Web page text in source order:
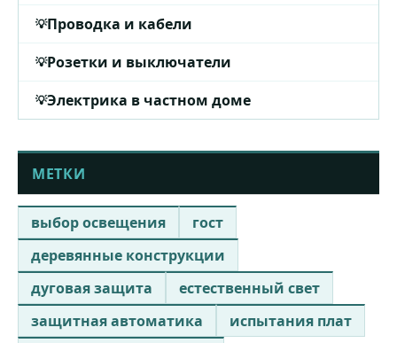
Проводка и кабели
Розетки и выключатели
Электрика в частном доме
МЕТКИ
выбор освещения
гост
деревянные конструкции
дуговая защита
естественный свет
защитная автоматика
испытания плат